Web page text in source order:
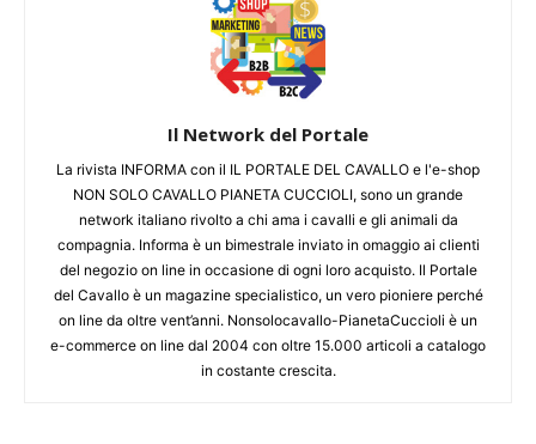
Il Network del Portale
La rivista INFORMA con il IL PORTALE DEL CAVALLO e l'e-shop
NON SOLO CAVALLO PIANETA CUCCIOLI, sono un grande
network italiano rivolto a chi ama i cavalli e gli animali da
compagnia. Informa è un bimestrale inviato in omaggio ai clienti
del negozio on line in occasione di ogni loro acquisto. Il Portale
del Cavallo è un magazine specialistico, un vero pioniere perché
on line da oltre vent’anni. Nonsolocavallo-PianetaCuccioli è un
e-commerce on line dal 2004 con oltre 15.000 articoli a catalogo
in costante crescita.